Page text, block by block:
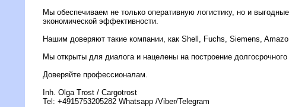
Мы обеспечиваем не только оперативную логистику, но и
экономической эффективности.
Нашим доверяют такие компании, как Shell, Fuchs, Siemens,
Мы открыты для диалога и нацелены на построение
Доверяйте профессионалам.
Inh. Olga Trost / Cargotrost
Tel: +4915753205282 Whatsapp /Viber/Telegram